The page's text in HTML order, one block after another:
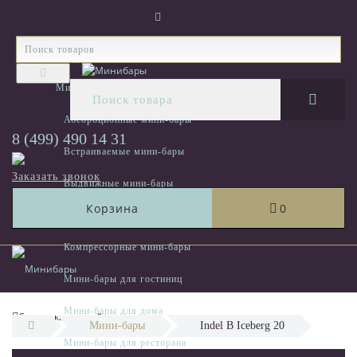
Мини-бары
Абсорбционные мини-бары
Встраиваемые мини-бары
Выдвижные мини-бары
Гибридные мини-бары
Компрессорные мини-бары
Мини-бары для гостиниц
Мини-бары для дома
Мини-бары для ресторана
8 (499) 490 14 31
Заказать звонок
Корзина 0
Список категорий
Мини-бары Indel В Iceberg 20